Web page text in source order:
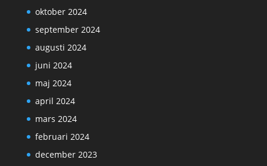
oktober 2024
september 2024
augusti 2024
juni 2024
maj 2024
april 2024
mars 2024
februari 2024
december 2023